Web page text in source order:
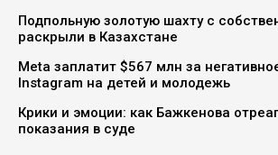
Подпольную золотую шахту с
раскрыли в Казахстане
Meta заплатит $567 млн за
Instagram на детей и молодежь
Крики и эмоции: как Бажкенова
показания в суде